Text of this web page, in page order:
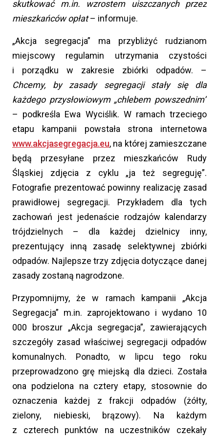
skutkować m.in. wzrostem uiszczanych przez
mieszkańców opłat– informuje.
„Akcja segregacja” ma przybliżyć rudzianom
miejscowy regulamin utrzymania czystości
i porządku w zakresie zbiórki odpadów. –
Chcemy, by zasady segregacji stały się dla
każdego przysłowiowym „chlebem powszednim”
– podkreśla Ewa Wyciślik. W ramach trzeciego
etapu kampanii powstała strona internetowa
www.akcjasegregacja.eu, na której zamieszczane
będą przesyłane przez mieszkańców Rudy
Śląskiej zdjęcia z cyklu „ja też segreguję”.
Fotografie prezentować powinny realizację zasad
prawidłowej segregacji. Przykładem dla tych
zachowań jest jedenaście rodzajów kalendarzy
trójdzielnych – dla każdej dzielnicy inny,
prezentujący inną zasadę selektywnej zbiórki
odpadów. Najlepsze trzy zdjęcia dotyczące danej
zasady zostaną nagrodzone.
Przypomnijmy, że w ramach kampanii „Akcja
Segregacja” m.in. zaprojektowano i wydano 10
000 broszur „Akcja segregacja”, zawierających
szczegóły zasad właściwej segregacji odpadów
komunalnych. Ponadto, w lipcu tego roku
przeprowadzono grę miejską dla dzieci. Została
ona podzielona na cztery etapy, stosownie do
oznaczenia każdej z frakcji odpadów (żółty,
zielony, niebieski, brązowy). Na każdym
z czterech punktów na uczestników czekały